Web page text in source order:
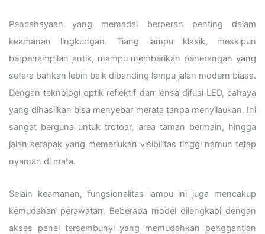
Pencahayaan yang memadai berperan penting dalam
keamanan lingkungan. Tiang lampu klasik, meskipun
berpenampilan antik, mampu memberikan penerangan yang
setara bahkan lebih baik dibanding lampu jalan modern biasa.
Dengan teknologi optik reflektif dan lensa difusi LED, cahaya
yang dihasilkan bisa menyebar merata tanpa menyilaukan. Ini
sangat berguna untuk trotoar, area taman bermain, hingga
jalan setapak yang memerlukan visibilitas tinggi namun tetap
nyaman di mata.
Selain keamanan, fungsionalitas lampu ini juga mencakup
kemudahan perawatan. Beberapa model dilengkapi dengan
akses panel tersembunyi yang memudahkan penggantian